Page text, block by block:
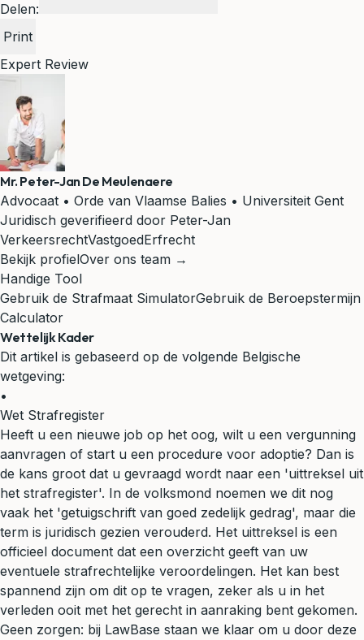
Delen:
Print
Expert Review
Mr. Peter-Jan De Meulenaere
Advocaat • Orde van Vlaamse Balies • Universiteit Gent
Juridisch geverifieerd door Peter-Jan
VerkeersrechtVastgoedErfrecht
Bekijk profielOver ons team →
Handige Tool
Gebruik de Strafmaat SimulatorGebruik de Beroepstermijn
Calculator
Wettelijk Kader
Dit artikel is gebaseerd op de volgende Belgische
wetgeving:
•
Wet Strafregister
Heeft u een nieuwe job op het oog, wilt u een vergunning
aanvragen of start u een procedure voor adoptie? Dan is
de kans groot dat u gevraagd wordt naar een 'uittreksel uit
het strafregister'. In de volksmond noemen we dit nog
vaak het 'getuigschrift van goed zedelijk gedrag', maar die
term is juridisch gezien verouderd. Het uittreksel is een
officieel document dat een overzicht geeft van uw
eventuele strafrechtelijke veroordelingen. Het kan best
spannend zijn om dit op te vragen, zeker als u in het
verleden ooit met het gerecht in aanraking bent gekomen.
Geen zorgen: bij LawBase staan we klaar om u door deze